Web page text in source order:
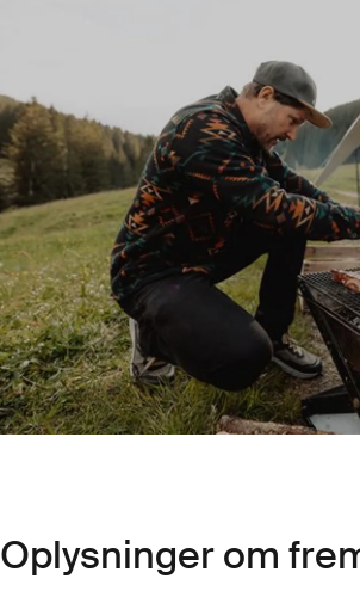
Oplysninger om